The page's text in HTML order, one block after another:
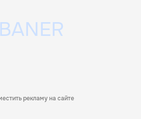
рекламу на сайте